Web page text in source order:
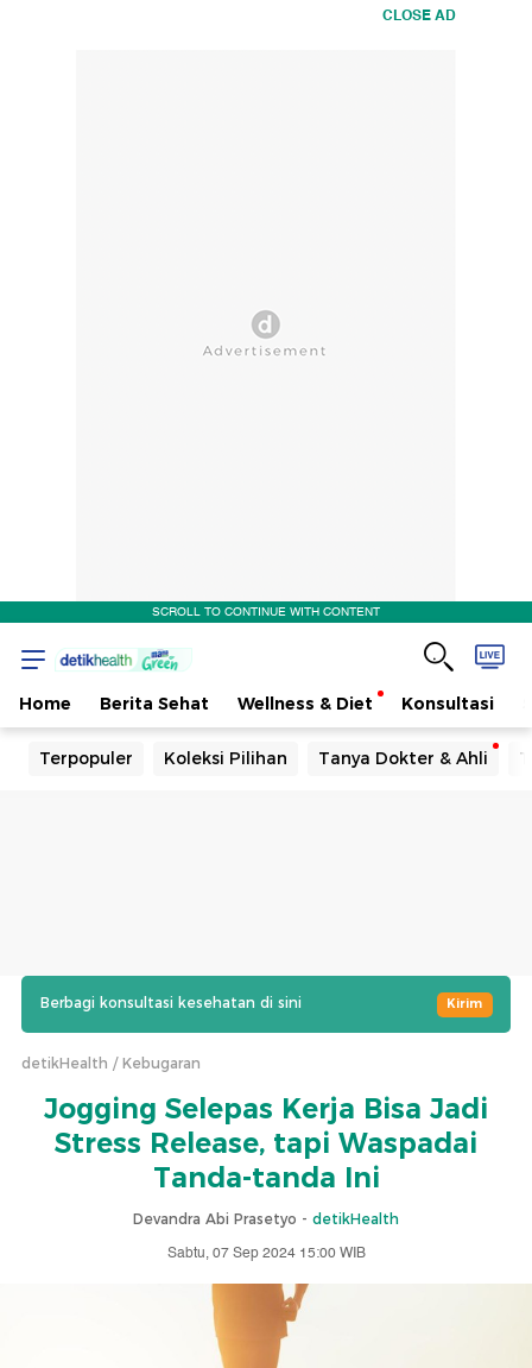
CLOSE AD
SCROLL TO CONTINUE WITH CONTENT
Home Berita Sehat Wellness & Diet Konsultasi
Terpopuler Koleksi Pilihan Tanya Dokter & Ahli
Berbagi konsultasi kesehatan di sini Kirim
detikHealth Kebugaran
Jogging Selepas Kerja Bisa Jadi
Stress Release, tapi Waspadai
Tanda-tanda Ini
Devandra Abi Prasetyo - detikHealth
Sabtu, 07 Sep 2024 15:00 WIB